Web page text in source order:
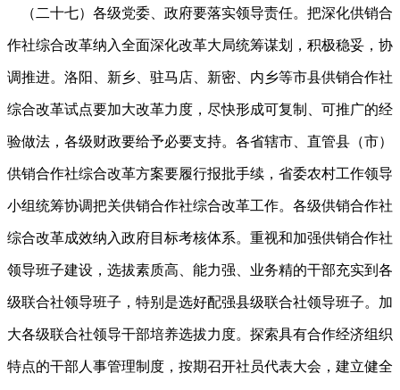
（二十七）各级党委、政府要落实领导责任。把深化供销合
作社综合改革纳入全面深化改革大局统筹谋划，积极稳妥，协
调推进。洛阳、新乡、驻马店、新密、内乡等市县供销合作社
综合改革试点要加大改革力度，尽快形成可复制、可推广的经
验做法，各级财政要给予必要支持。各省辖市、直管县（市）
供销合作社综合改革方案要履行报批手续，省委农村工作领导
小组统筹协调把关供销合作社综合改革工作。各级供销合作社
综合改革成效纳入政府目标考核体系。重视和加强供销合作社
领导班子建设，选拔素质高、能力强、业务精的干部充实到各
级联合社领导班子，特别是选好配强县级联合社领导班子。加
大各级联合社领导干部培养选拔力度。探索具有合作经济组织
特点的干部人事管理制度，按期召开社员代表大会，建立健全